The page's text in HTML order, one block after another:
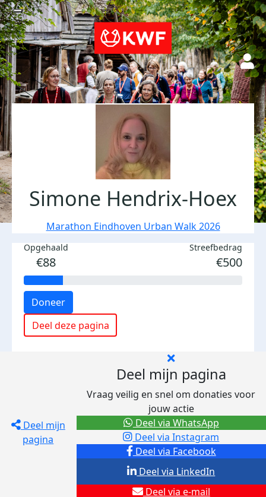
Simone Hendrix-Hoex
Marathon Eindhoven Urban Walk 2026
Opgehaald
€88
Streefbedrag
€500
Doneer
Deel deze pagina
Deel mijn
pagina
Deel mijn pagina
Vraag veilig en snel om donaties voor
jouw actie
Deel via Facebook
Deel via Instagram
Deel via e-mail
Deel via LinkedIn
Deel via WhatsApp